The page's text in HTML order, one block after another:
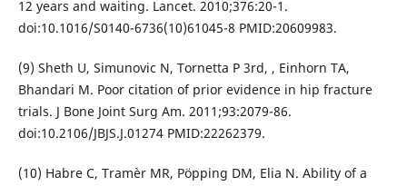
12 years and waiting. Lancet. 2010;376:20-1.
doi:10.1016/S0140-6736(10)61045-8 PMID:20609983.
(9) Sheth U, Simunovic N, Tornetta P 3rd, , Einhorn TA,
Bhandari M. Poor citation of prior evidence in hip fracture
trials. J Bone Joint Surg Am. 2011;93:2079-86.
doi:10.2106/JBJS.J.01274 PMID:22262379.
(10) Habre C, Tramèr MR, Pöpping DM, Elia N. Ability of a